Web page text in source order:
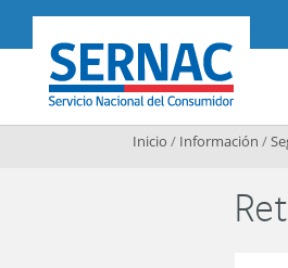
SERNAC
Inicio / Información /